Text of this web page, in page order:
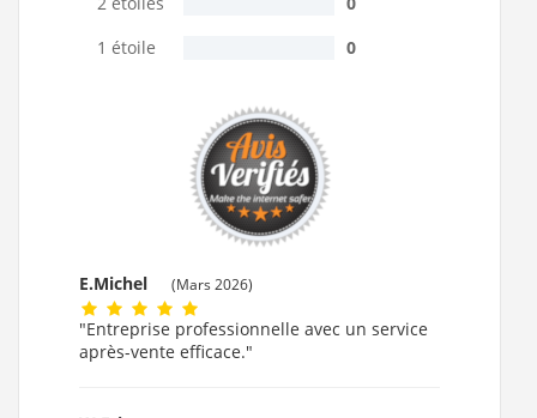
1 étoile
0
E.Michel (Mars 2026)
"Entreprise professionnelle avec un service
après-vente efficace."